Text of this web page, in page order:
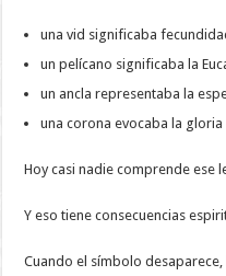
una vid significaba
un pelícano significaba la
un ancla representaba la
una corona evocaba la gloria
Hoy casi nadie comprende ese
Y eso tiene consecuencias
Cuando el símbolo